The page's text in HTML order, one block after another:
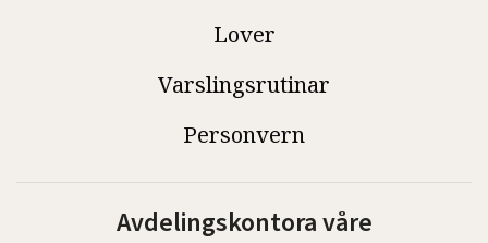
Lover
Varslingsrutinar
Personvern
Avdelingskontora våre